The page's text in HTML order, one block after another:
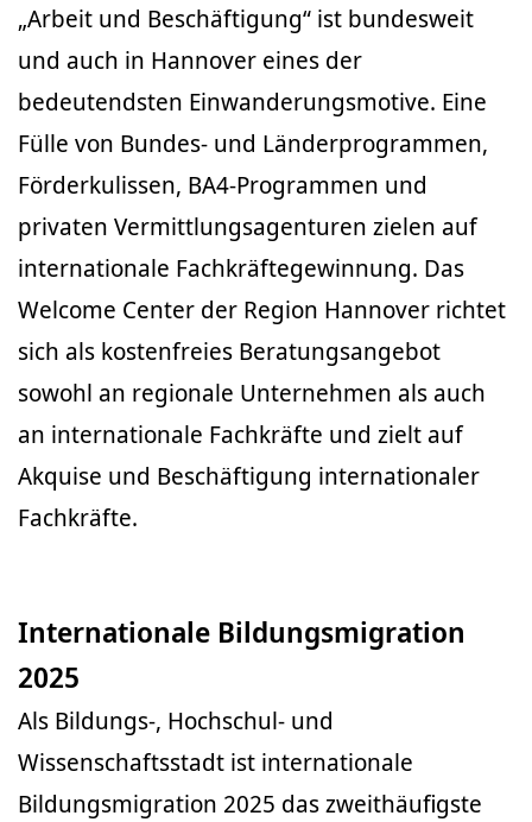
„Arbeit und Beschäftigung“ ist bundesweit
und auch in Hannover eines der
bedeutendsten Einwanderungsmotive. Eine
Fülle von Bundes- und Länderprogrammen,
Förderkulissen, BA4-Programmen und
privaten Vermittlungsagenturen zielen auf
internationale Fachkräftegewinnung. Das
Welcome Center der Region Hannover richtet
sich als kostenfreies Beratungsangebot
sowohl an regionale Unternehmen als auch
an internationale Fachkräfte und zielt auf
Akquise und Beschäftigung internationaler
Fachkräfte.
Internationale Bildungsmigration
2025
Als Bildungs-, Hochschul- und
Wissenschaftsstadt ist internationale
Bildungsmigration 2025 das zweithäufigste